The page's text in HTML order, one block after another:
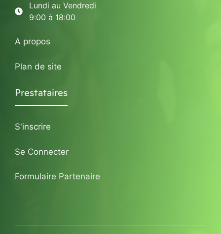
Lundi au Vendredi
9:00 à 18:00
A propos
Plan de site
Prestataires
S'inscrire
Se Connecter
Formulaire Partenaire